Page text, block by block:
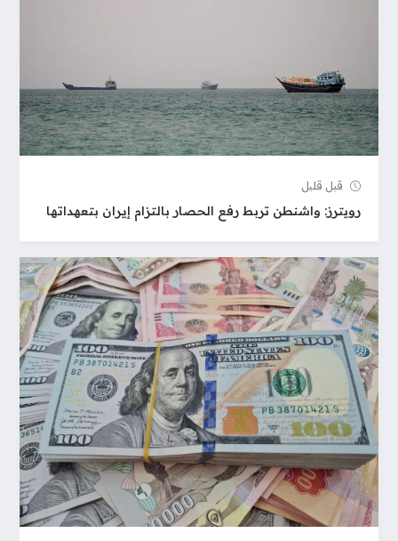
قبل قلیل
رويترز: واشنطن تربط رفع الحصار بالتزام إيران بتعهداتها